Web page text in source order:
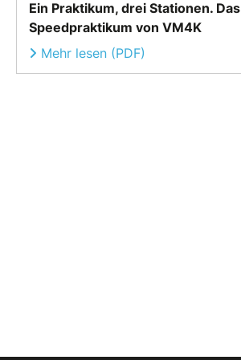
Ein Praktikum, drei Stationen. Das
Speedpraktikum von VM4K
Mehr lesen (PDF)